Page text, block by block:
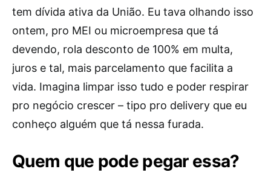
tem dívida ativa da União. Eu tava olhando isso
ontem, pro MEI ou microempresa que tá
devendo, rola desconto de 100% em multa,
juros e tal, mais parcelamento que facilita a
vida. Imagina limpar isso tudo e poder respirar
pro negócio crescer – tipo pro delivery que eu
conheço alguém que tá nessa furada.
Quem que pode pegar essa?